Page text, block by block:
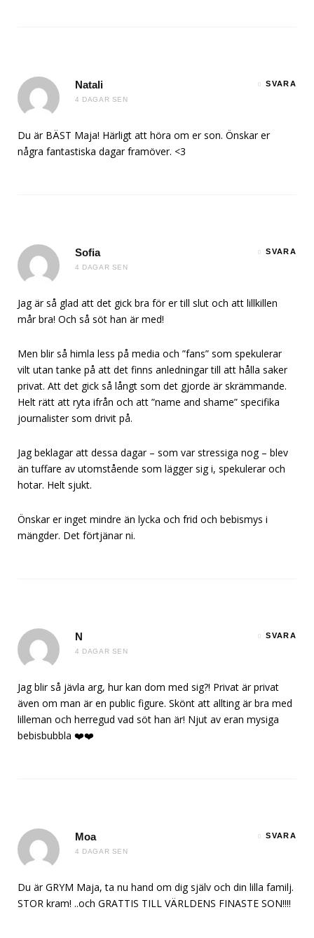
Natali
4 DAGAR SEN
SVARA
Du är BÄST Maja! Härligt att höra om er son. Önskar er
några fantastiska dagar framöver. <3
Sofia
4 DAGAR SEN
SVARA
Jag är så glad att det gick bra för er till slut och att lillkillen
mår bra! Och så söt han är med!
Men blir så himla less på media och ”fans” som spekulerar
vilt utan tanke på att det finns anledningar till att hålla saker
privat. Att det gick så långt som det gjorde är skrämmande.
Helt rätt att ryta ifrån och att ”name and shame” specifika
journalister som drivit på.
Jag beklagar att dessa dagar – som var stressiga nog – blev
än tuffare av utomstående som lägger sig i, spekulerar och
hotar. Helt sjukt.
Önskar er inget mindre än lycka och frid och bebismys i
mängder. Det förtjänar ni.
N
4 DAGAR SEN
SVARA
Jag blir så jävla arg, hur kan dom med sig?! Privat är privat
även om man är en public figure. Skönt att allting är bra med
lilleman och herregud vad söt han är! Njut av eran mysiga
bebisbubbla ❤️❤️
Moa
4 DAGAR SEN
SVARA
Du är GRYM Maja, ta nu hand om dig själv och din lilla familj.
STOR kram! ..och GRATTIS TILL VÄRLDENS FINASTE SON!!!!